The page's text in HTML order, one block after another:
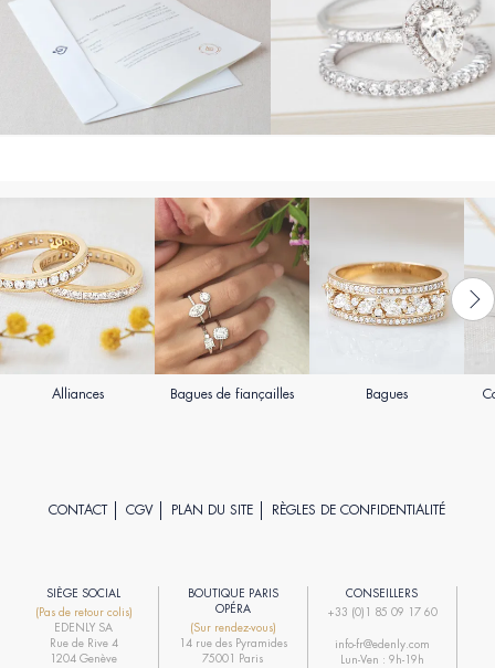
Alliances Bagues de fiançailles Bagues
CONTACT CGV PLAN DU SITE RÈGLES DE CONFIDENTIALITÉ
SIÈGE SOCIAL
(Pas de retour colis)
EDENLY SA
Rue de Rive 4
1204 Genève
BOUTIQUE PARIS
OPÉRA
(Sur rendez-vous)
14 rue des Pyramides
75001 Paris
CONSEILLERS
+33 (0)1 85 09 17 60
info-fr@edenly.com
Lun-Ven : 9h-19h